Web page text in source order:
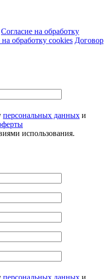
Согласие на обработку
обработку cookies Договор
персональных данных и
использования.
персональных данных и